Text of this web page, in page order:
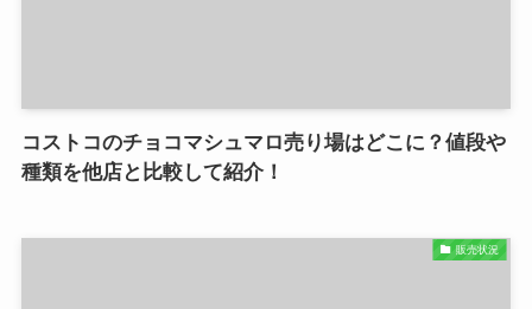
コストコのチョコマシュマロ売り場はどこに？値段や
種類を他店と比較して紹介！
販売状況